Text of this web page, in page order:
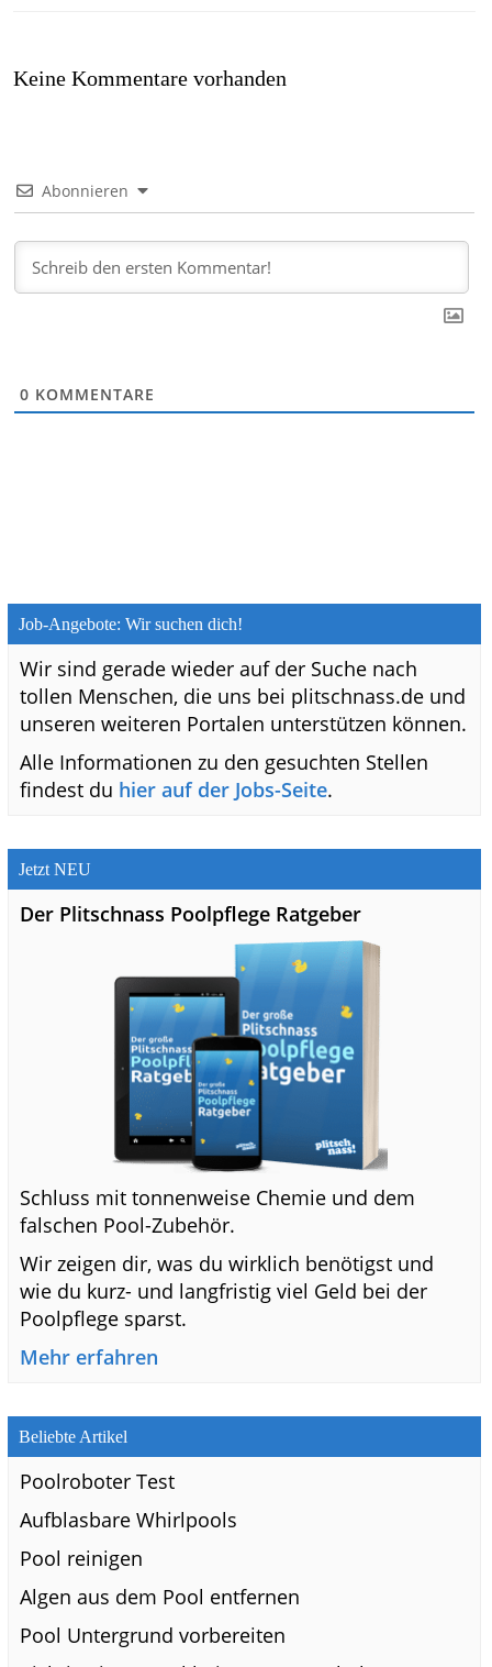
Keine Kommentare vorhanden
Abonnieren
0 KOMMENTARE
Job-Angebote: Wir suchen dich!
Wir sind gerade wieder auf der Suche nach
tollen Menschen, die uns bei plitschnass.de und
unseren weiteren Portalen unterstützen können.
Alle Informationen zu den gesuchten Stellen
findest du hier auf der Jobs-Seite.
Jetzt NEU
Der Plitschnass Poolpflege Ratgeber
Schluss mit tonnenweise Chemie und dem
falschen Pool-Zubehör.
Wir zeigen dir, was du wirklich benötigst und
wie du kurz- und langfristig viel Geld bei der
Poolpflege sparst.
Mehr erfahren
Beliebte Artikel
Poolroboter Test
Aufblasbare Whirlpools
Pool reinigen
Algen aus dem Pool entfernen
Pool Untergrund vorbereiten